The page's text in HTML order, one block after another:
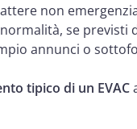
non
se previsti
annunci o
tipico di un EVAC